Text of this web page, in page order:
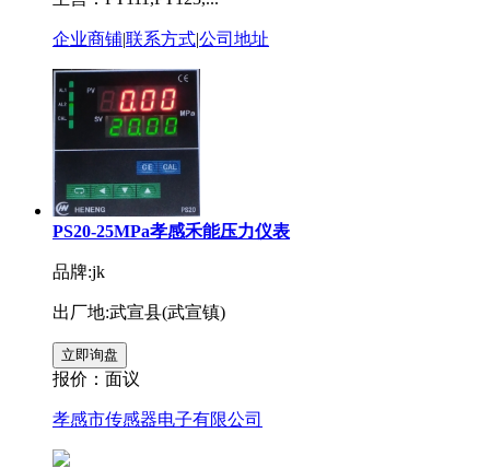
企业商铺|联系方式|公司地址
PS20-25MPa孝感禾能压力仪表
品牌:jk
出厂地:武宣县(武宣镇)
报价： 面议
孝感市传感器电子有限公司